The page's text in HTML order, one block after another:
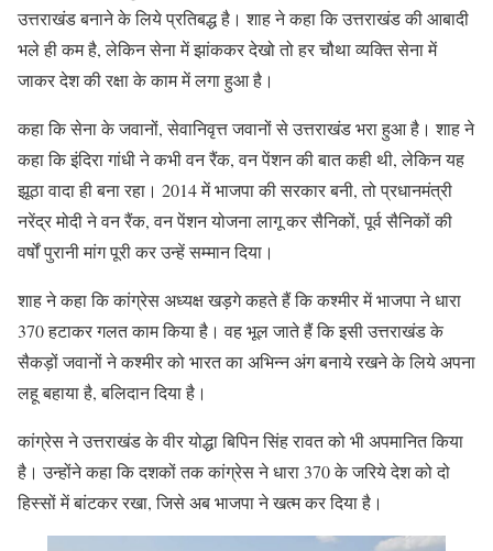
उत्तराखंड बनाने के लिये प्रतिबद्ध है। शाह ने कहा कि उत्तराखंड की आबादी
भले ही कम है, लेकिन सेना में झांककर देखो तो हर चौथा व्यक्ति सेना में
जाकर देश की रक्षा के काम में लगा हुआ है।
कहा कि सेना के जवानों, सेवानिवृत्त जवानों से उत्तराखंड भरा हुआ है। शाह ने
कहा कि इंदिरा गांधी ने कभी वन रैंक, वन पेंशन की बात कही थी, लेकिन यह
झूठा वादा ही बना रहा। 2014 में भाजपा की सरकार बनी, तो प्रधानमंत्री
नरेंद्र मोदी ने वन रैंक, वन पेंशन योजना लागू कर सैनिकों, पूर्व सैनिकों की
वर्षों पुरानी मांग पूरी कर उन्हें सम्मान दिया।
शाह ने कहा कि कांग्रेस अध्यक्ष खड़गे कहते हैं कि कश्मीर में भाजपा ने धारा
370 हटाकर गलत काम किया है। वह भूल जाते हैं कि इसी उत्तराखंड के
सैकड़ों जवानों ने कश्मीर को भारत का अभिन्न अंग बनाये रखने के लिये अपना
लहू बहाया है, बलिदान दिया है।
कांग्रेस ने उत्तराखंड के वीर योद्धा बिपिन सिंह रावत को भी अपमानित किया
है। उन्होंने कहा कि दशकों तक कांग्रेस ने धारा 370 के जरिये देश को दो
हिस्सों में बांटकर रखा, जिसे अब भाजपा ने खत्म कर दिया है।